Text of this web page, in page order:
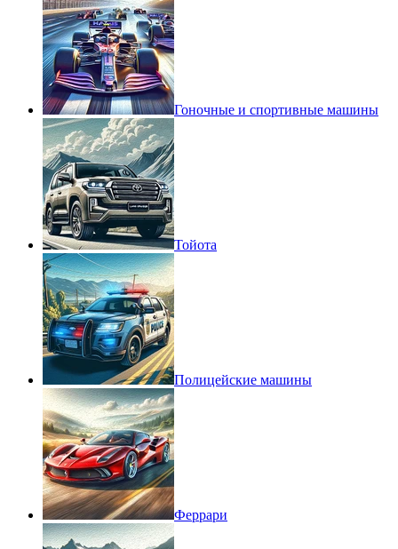
Гоночные и спортивные машины
Тойота
Полицейские машины
Феррари